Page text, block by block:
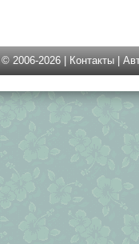
2006-2026 | Контакты |